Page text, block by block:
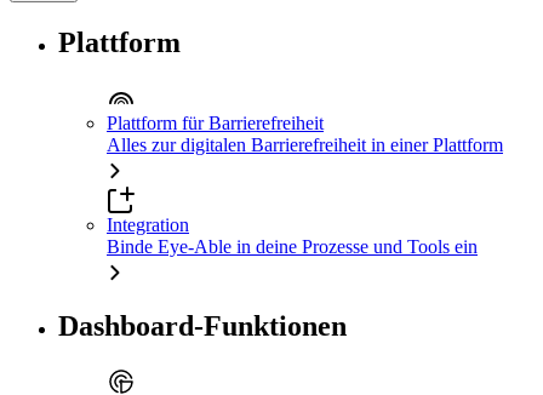
Plattform
Plattform für Barrierefreiheit
Alles zur digitalen Barrierefreiheit in einer Plattform
Integration
Binde Eye-Able in deine Prozesse und Tools ein
Dashboard-Funktionen